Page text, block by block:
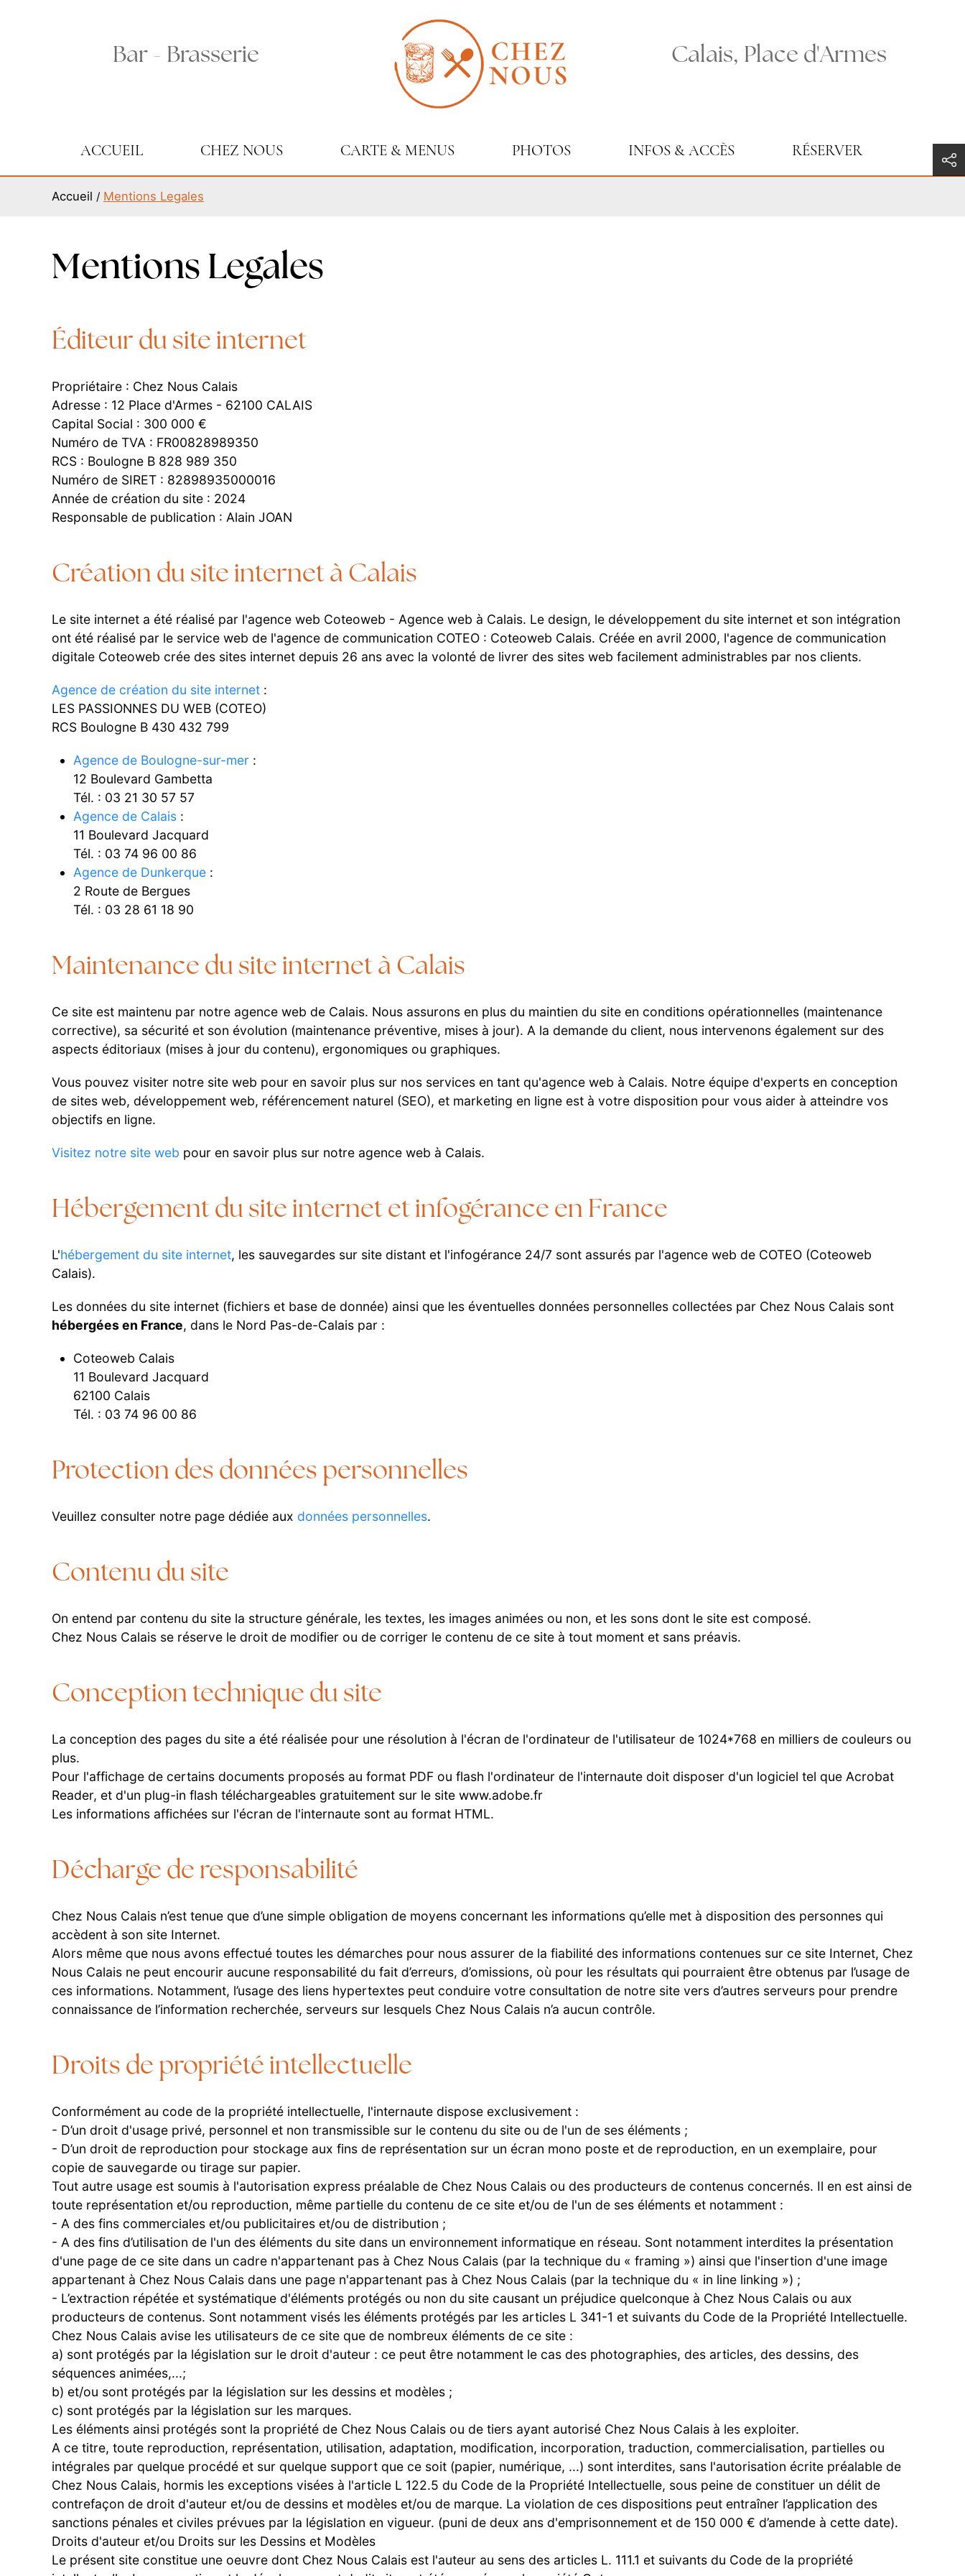
Bar - Brasserie Calais, Place d'Armes
ACCUEIL CHEZ NOUS CARTE & MENUS PHOTOS INFOS & ACCÈS RÉSERVER
Accueil Mentions Legales
Mentions Legales
Éditeur du site internet
Propriétaire : Chez Nous Calais
Adresse : 12 Place d'Armes - 62100 CALAIS
Capital Social : 300 000 €
Numéro de TVA : FR00828989350
RCS : Boulogne B 828 989 350
Numéro de SIRET : 82898935000016
Année de création du site : 2024
Responsable de publication : Alain JOAN
Création du site internet à Calais
Le site internet a été réalisé par l'agence web Coteoweb - Agence web à Calais. Le design, le développement du site internet et son intégration
ont été réalisé par le service web de l'agence de communication COTEO : Coteoweb Calais. Créée en avril 2000, l'agence de communication
digitale Coteoweb crée des sites internet depuis 26 ans avec la volonté de livrer des sites web facilement administrables par nos clients.
Agence de création du site internet :
LES PASSIONNES DU WEB (COTEO)
RCS Boulogne B 430 432 799
Agence de Boulogne-sur-mer :
12 Boulevard Gambetta
Tél. : 03 21 30 57 57
Agence de Calais :
11 Boulevard Jacquard
Tél. : 03 74 96 00 86
Agence de Dunkerque :
2 Route de Bergues
Tél. : 03 28 61 18 90
Maintenance du site internet à Calais
Ce site est maintenu par notre agence web de Calais. Nous assurons en plus du maintien du site en conditions opérationnelles (maintenance
corrective), sa sécurité et son évolution (maintenance préventive, mises à jour). A la demande du client, nous intervenons également sur des
aspects éditoriaux (mises à jour du contenu), ergonomiques ou graphiques.
Vous pouvez visiter notre site web pour en savoir plus sur nos services en tant qu'agence web à Calais. Notre équipe d'experts en conception
de sites web, développement web, référencement naturel (SEO), et marketing en ligne est à votre disposition pour vous aider à atteindre vos
objectifs en ligne.
Visitez notre site web pour en savoir plus sur notre agence web à Calais.
Hébergement du site internet et infogérance en France
L'hébergement du site internet, les sauvegardes sur site distant et l'infogérance 24/7 sont assurés par l'agence web de COTEO (Coteoweb
Calais).
Les données du site internet (fichiers et base de donnée) ainsi que les éventuelles données personnelles collectées par Chez Nous Calais sont
hébergées en France, dans le Nord Pas-de-Calais par :
Coteoweb Calais
11 Boulevard Jacquard
62100 Calais
Tél. : 03 74 96 00 86
Protection des données personnelles
Veuillez consulter notre page dédiée aux données personnelles.
Contenu du site
On entend par contenu du site la structure générale, les textes, les images animées ou non, et les sons dont le site est composé.
Chez Nous Calais se réserve le droit de modifier ou de corriger le contenu de ce site à tout moment et sans préavis.
Conception technique du site
La conception des pages du site a été réalisée pour une résolution à l'écran de l'ordinateur de l'utilisateur de 1024*768 en milliers de couleurs ou
plus.
Pour l'affichage de certains documents proposés au format PDF ou flash l'ordinateur de l'internaute doit disposer d'un logiciel tel que Acrobat
Reader, et d'un plug-in flash téléchargeables gratuitement sur le site www.adobe.fr
Les informations affichées sur l'écran de l'internaute sont au format HTML.
Décharge de responsabilité
Chez Nous Calais n’est tenue que d’une simple obligation de moyens concernant les informations qu’elle met à disposition des personnes qui
accèdent à son site Internet.
Alors même que nous avons effectué toutes les démarches pour nous assurer de la fiabilité des informations contenues sur ce site Internet, Chez
Nous Calais ne peut encourir aucune responsabilité du fait d’erreurs, d’omissions, où pour les résultats qui pourraient être obtenus par l’usage de
ces informations. Notamment, l’usage des liens hypertextes peut conduire votre consultation de notre site vers d’autres serveurs pour prendre
connaissance de l’information recherchée, serveurs sur lesquels Chez Nous Calais n’a aucun contrôle.
Droits de propriété intellectuelle
Conformément au code de la propriété intellectuelle, l'internaute dispose exclusivement :
- D’un droit d'usage privé, personnel et non transmissible sur le contenu du site ou de l'un de ses éléments ;
- D’un droit de reproduction pour stockage aux fins de représentation sur un écran mono poste et de reproduction, en un exemplaire, pour
copie de sauvegarde ou tirage sur papier.
Tout autre usage est soumis à l'autorisation express préalable de Chez Nous Calais ou des producteurs de contenus concernés. Il en est ainsi de
toute représentation et/ou reproduction, même partielle du contenu de ce site et/ou de l'un de ses éléments et notamment :
- A des fins commerciales et/ou publicitaires et/ou de distribution ;
- A des fins d’utilisation de l'un des éléments du site dans un environnement informatique en réseau. Sont notamment interdites la présentation
d'une page de ce site dans un cadre n'appartenant pas à Chez Nous Calais (par la technique du « framing ») ainsi que l'insertion d'une image
appartenant à Chez Nous Calais dans une page n'appartenant pas à Chez Nous Calais (par la technique du « in line linking ») ;
- L’extraction répétée et systématique d'éléments protégés ou non du site causant un préjudice quelconque à Chez Nous Calais ou aux
producteurs de contenus. Sont notamment visés les éléments protégés par les articles L 341-1 et suivants du Code de la Propriété Intellectuelle.
Chez Nous Calais avise les utilisateurs de ce site que de nombreux éléments de ce site :
a) sont protégés par la législation sur le droit d'auteur : ce peut être notamment le cas des photographies, des articles, des dessins, des
séquences animées,...;
b) et/ou sont protégés par la législation sur les dessins et modèles ;
c) sont protégés par la législation sur les marques.
Les éléments ainsi protégés sont la propriété de Chez Nous Calais ou de tiers ayant autorisé Chez Nous Calais à les exploiter.
A ce titre, toute reproduction, représentation, utilisation, adaptation, modification, incorporation, traduction, commercialisation, partielles ou
intégrales par quelque procédé et sur quelque support que ce soit (papier, numérique, ...) sont interdites, sans l'autorisation écrite préalable de
Chez Nous Calais, hormis les exceptions visées à l'article L 122.5 du Code de la Propriété Intellectuelle, sous peine de constituer un délit de
contrefaçon de droit d'auteur et/ou de dessins et modèles et/ou de marque. La violation de ces dispositions peut entraîner l’application des
sanctions pénales et civiles prévues par la législation en vigueur. (puni de deux ans d'emprisonnement et de 150 000 € d’amende à cette date).
Droits d'auteur et/ou Droits sur les Dessins et Modèles
Le présent site constitue une oeuvre dont Chez Nous Calais est l'auteur au sens des articles L. 111.1 et suivants du Code de la propriété